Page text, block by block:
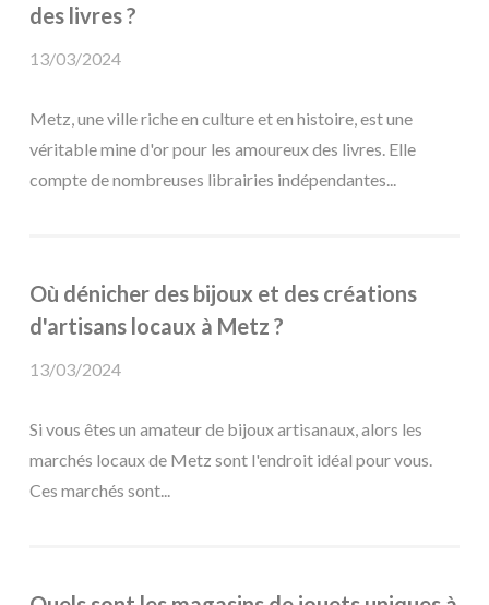
des livres ?
13/03/2024
Metz, une ville riche en culture et en histoire, est une
véritable mine d'or pour les amoureux des livres. Elle
compte de nombreuses librairies indépendantes...
Où dénicher des bijoux et des créations
d'artisans locaux à Metz ?
13/03/2024
Si vous êtes un amateur de bijoux artisanaux, alors les
marchés locaux de Metz sont l'endroit idéal pour vous.
Ces marchés sont...